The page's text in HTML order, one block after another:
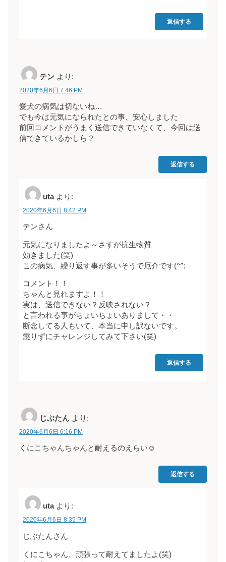
返信する
テン より:
2020年6月6日 7:46 PM
愛犬の病気は切ないね…
でも今は元気になられたとの事、安心しました
前回コメントがうまく送信できていなくて、今回は送
信できているかしら？
返信する
uta より:
2020年6月6日 8:42 PM
テンさん
元気になりましたよ～さすが抗生物質
効きました(笑)
この病気、繰り返す事が多いそうで厄介です(^^;
コメント！！
ちゃんと見れますよ！！
実は、送信できない？反映されない？
と言われる事がちょいちょいありまして・・
断念してる人もいて、本当に申し訳ないです。
懲りずにチャレンジしてみて下さい(笑)
返信する
じぶたん より:
2020年6月6日 6:16 PM
くにこちゃんちゃんと耐えるのえらい☺︎
返信する
uta より:
2020年6月6日 8:35 PM
じぶたんさん
くにこちゃん、頑張って耐えてましたよ(笑)